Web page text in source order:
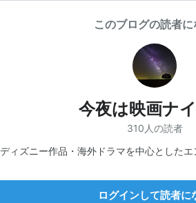
このブログの読者に
今夜は映画ナ
310人の読者
ィズニー作品・海外ドラマを中心とした
ログインして読者に